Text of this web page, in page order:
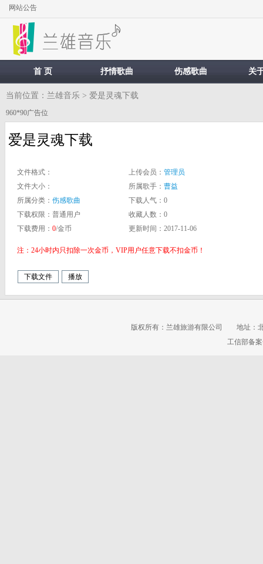
网站公告
首 页 抒情歌曲 伤感歌曲 关
当前位置： 兰雄音乐 > 爱是灵魂下载
960*90广告位
爱是灵魂下载
文件格式： 上传会员： 管理员
文件大小：
所属歌手： 曹益
所属分类： 伤感歌曲 下载人气： 0
下载权限： 普通用户 收藏人数： 0
下载费用： 0/金币 更新时间： 2017-11-06
注：24小时内只扣除一次金币，VIP用户任意下载不扣金币！
下载文件 播放
版权所有：兰雄旅游有限公司 地址：
工信部备